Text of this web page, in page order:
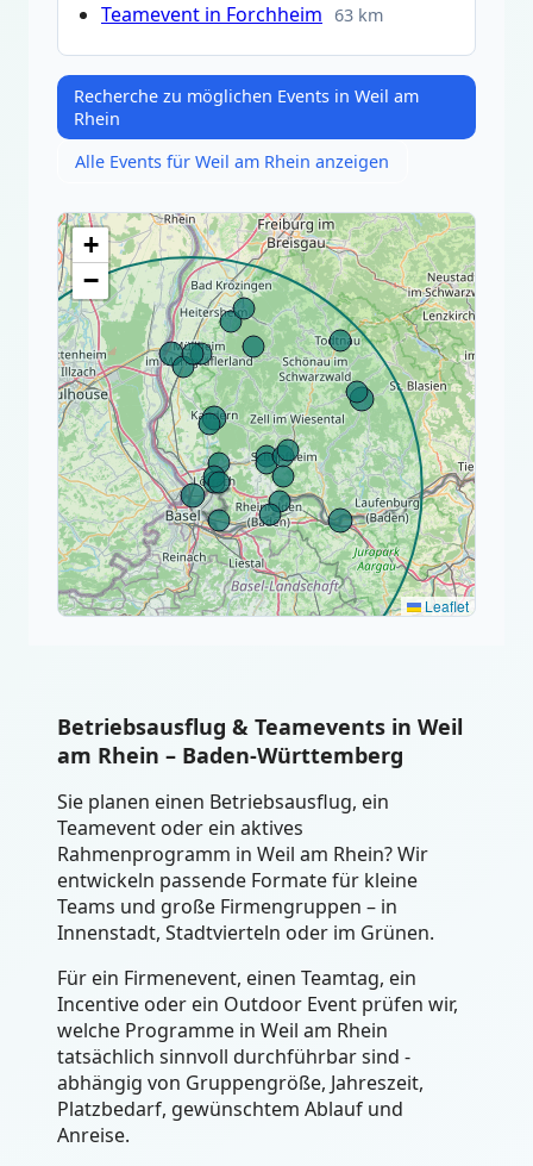
Teamevent in Forchheim 63 km
Recherche zu möglichen Events in Weil am
Rhein
Alle Events für Weil am Rhein anzeigen
+
−
Leaflet
Betriebsausflug & Teamevents in Weil
am Rhein – Baden-Württemberg
Sie planen einen Betriebsausflug, ein
Teamevent oder ein aktives
Rahmenprogramm in Weil am Rhein? Wir
entwickeln passende Formate für kleine
Teams und große Firmengruppen – in
Innenstadt, Stadtvierteln oder im Grünen.
Für ein Firmenevent, einen Teamtag, ein
Incentive oder ein Outdoor Event prüfen wir,
welche Programme in Weil am Rhein
tatsächlich sinnvoll durchführbar sind -
abhängig von Gruppengröße, Jahreszeit,
Platzbedarf, gewünschtem Ablauf und
Anreise.